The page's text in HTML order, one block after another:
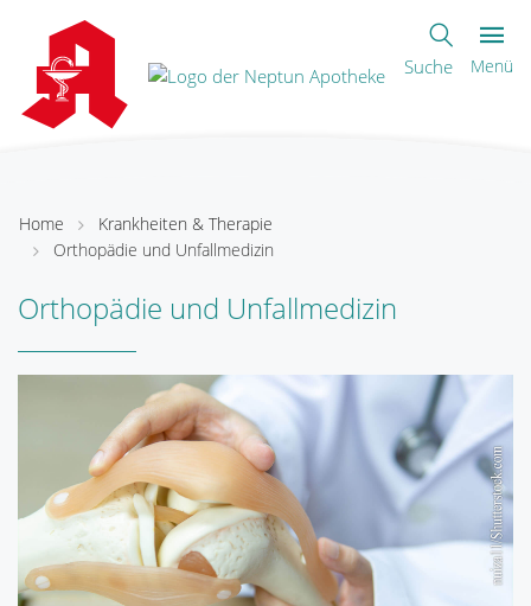
Suche Menü
Home
Krankheiten & Therapie
Orthopädie und Unfallmedizin
Orthopädie und Unfallmedizin